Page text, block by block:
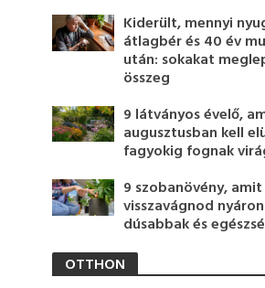
Kiderült, mennyi
átlagbér és 40 év
után: sokakat
összeg
9 látványos évelő,
augusztusban kell
fagyokig fognak
9 szobanövény,
visszavágnod
dúsabbak és
OTTHON